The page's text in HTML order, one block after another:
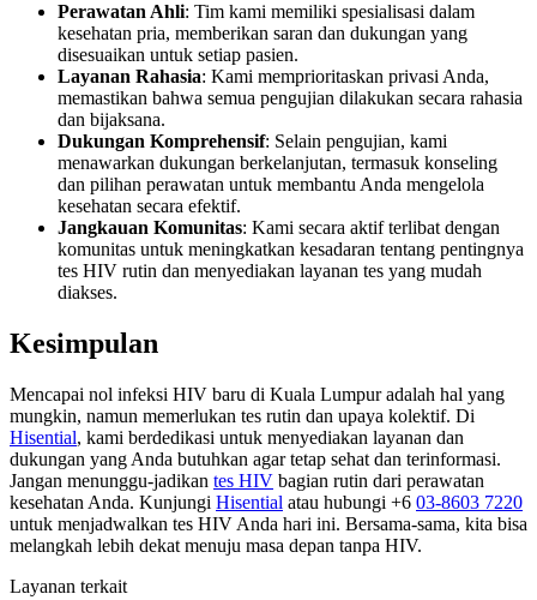
Perawatan Ahli: Tim kami memiliki spesialisasi dalam
kesehatan pria, memberikan saran dan dukungan yang
disesuaikan untuk setiap pasien.
Layanan Rahasia: Kami memprioritaskan privasi Anda,
memastikan bahwa semua pengujian dilakukan secara rahasia
dan bijaksana.
Dukungan Komprehensif: Selain pengujian, kami
menawarkan dukungan berkelanjutan, termasuk konseling
dan pilihan perawatan untuk membantu Anda mengelola
kesehatan secara efektif.
Jangkauan Komunitas: Kami secara aktif terlibat dengan
komunitas untuk meningkatkan kesadaran tentang pentingnya
tes HIV rutin dan menyediakan layanan tes yang mudah
diakses.
Kesimpulan
Mencapai nol infeksi HIV baru di Kuala Lumpur adalah hal yang
mungkin, namun memerlukan tes rutin dan upaya kolektif. Di
Hisential, kami berdedikasi untuk menyediakan layanan dan
dukungan yang Anda butuhkan agar tetap sehat dan terinformasi.
Jangan menunggu-jadikan tes HIV bagian rutin dari perawatan
kesehatan Anda. Kunjungi Hisential atau hubungi +6 03-8603 7220
untuk menjadwalkan tes HIV Anda hari ini. Bersama-sama, kita bisa
melangkah lebih dekat menuju masa depan tanpa HIV.
Layanan terkait